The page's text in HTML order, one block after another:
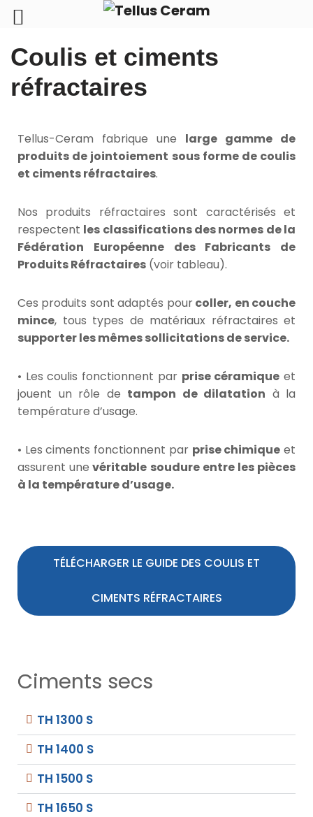
au
Coulis et ciments
réfractaires
Tellus-Ceram fabrique une large gamme de
produits de jointoiement sous forme de coulis
et ciments réfractaires.
Nos produits réfractaires sont caractérisés et
respectent les classifications des normes de la
Fédération Européenne des Fabricants de
Produits Réfractaires (voir tableau).
Ces produits sont adaptés pourcoller, en couche
mince, tous types de matériaux réfractaires et
supporter les mêmes sollicitations de service.
• Les coulis fonctionnent par prise céramique et
jouent un rôle de tampon de dilatation à la
température d’usage.
• Les ciments fonctionnent par prise chimique et
assurent une véritable soudure entre les pièces
à la température d’usage.
TÉLÉCHARGER LE GUIDE DES COULIS ET
CIMENTS RÉFRACTAIRES
Ciments secs
TH 1300 S
TH 1400 S
TH 1500 S
TH 1650 S